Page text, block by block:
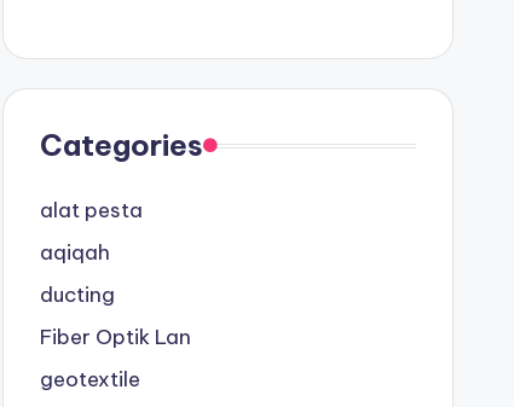
Categories
alat pesta
aqiqah
ducting
Fiber Optik Lan
geotextile